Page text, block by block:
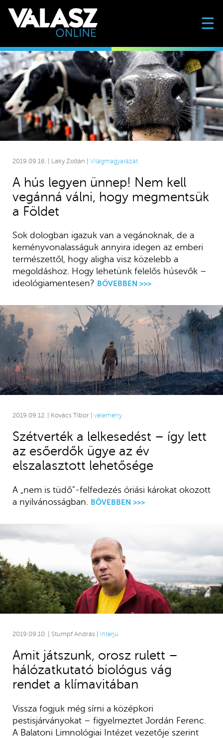
☰
2019.09.16. | Laky Zoltán | Világmagyarázat
A hús legyen ünnep! Nem kell
vegánná válni, hogy megmentsük
a Földet
Sok dologban igazuk van a vegánoknak, de a
keményvonalasságuk annyira idegen az emberi
természettől, hogy aligha visz közelebb a
megoldáshoz. Hogy lehetünk felelős húsevők –
ideológiamentesen? BŐVEBBEN >>>
2019.09.12. | Kovács Tibor | vélemény
Szétverték a lelkesedést – így lett
az esőerdők ügye az év
elszalasztott lehetősége
A „nem is tüdő”-felfedezés óriási károkat okozott
a nyilvánosságban. BŐVEBBEN >>>
2019.09.10. | Stumpf András | Interjú
Amit játszunk, orosz rulett –
hálózatkutató biológus vág
rendet a klímavitában
Vissza fogjuk még sírni a középkori
pestisjárványokat – figyelmeztet Jordán Ferenc.
A Balatoni Limnológiai Intézet vezetője szerint